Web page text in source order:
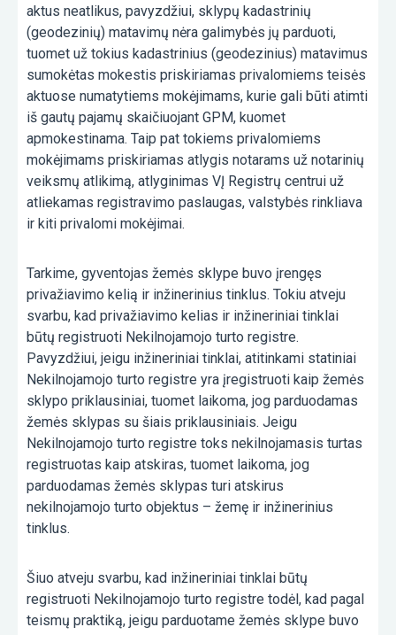
aktus neatlikus, pavyzdžiui, sklypų kadastrinių
(geodezinių) matavimų nėra galimybės jų parduoti,
tuomet už tokius kadastrinius (geodezinius) matavimus
sumokėtas mokestis priskiriamas privalomiems teisės
aktuose numatytiems mokėjimams, kurie gali būti atimti
iš gautų pajamų skaičiuojant GPM, kuomet
apmokestinama. Taip pat tokiems privalomiems
mokėjimams priskiriamas atlygis notarams už notarinių
veiksmų atlikimą, atlyginimas VĮ Registrų centrui už
atliekamas registravimo paslaugas, valstybės rinkliava
ir kiti privalomi mokėjimai.
Tarkime, gyventojas žemės sklype buvo įrengęs
privažiavimo kelią ir inžinerinius tinklus. Tokiu atveju
svarbu, kad privažiavimo kelias ir inžineriniai tinklai
būtų registruoti Nekilnojamojo turto registre.
Pavyzdžiui, jeigu inžineriniai tinklai, atitinkami statiniai
Nekilnojamojo turto registre yra įregistruoti kaip žemės
sklypo priklausiniai, tuomet laikoma, jog parduodamas
žemės sklypas su šiais priklausiniais. Jeigu
Nekilnojamojo turto registre toks nekilnojamasis turtas
registruotas kaip atskiras, tuomet laikoma, jog
parduodamas žemės sklypas turi atskirus
nekilnojamojo turto objektus – žemę ir inžinerinius
tinklus.
Šiuo atveju svarbu, kad inžineriniai tinklai būtų
registruoti Nekilnojamojo turto registre todėl, kad pagal
teismų praktiką, jeigu parduotame žemės sklype buvo